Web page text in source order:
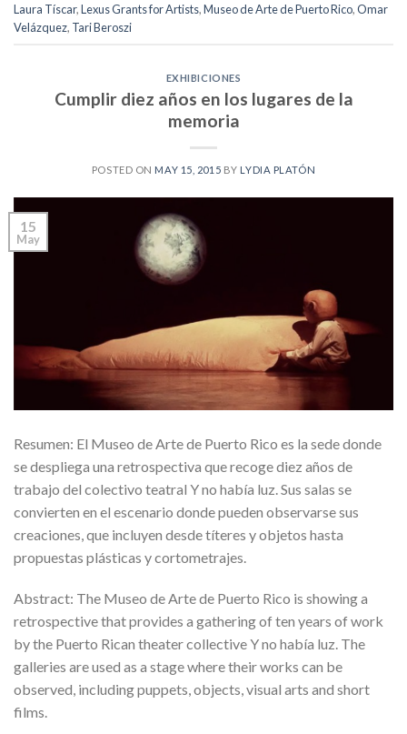
Laura Tíscar,Lexus Grants for Artists,Museo de Arte de Puerto Rico,Omar
Velázquez, Tari Beroszi
EXHIBICIONES
Cumplir diez años en los lugares de la
memoria
POSTED ON MAY 15, 2015 BY LYDIA PLATÓN
15
May
Resumen: El Museo de Arte de Puerto Rico es la sede donde
se despliega una retrospectiva que recoge diez años de
trabajo del colectivo teatral Y no había luz. Sus salas se
convierten en el escenario donde pueden observarse sus
creaciones, que incluyen desde títeres y objetos hasta
propuestas plásticas y cortometrajes.
Abstract: The Museo de Arte de Puerto Rico is showing a
retrospective that provides a gathering of ten years of work
by the Puerto Rican theater collective Y no había luz. The
galleries are used as a stage where their works can be
observed, including puppets, objects, visual arts and short
films.